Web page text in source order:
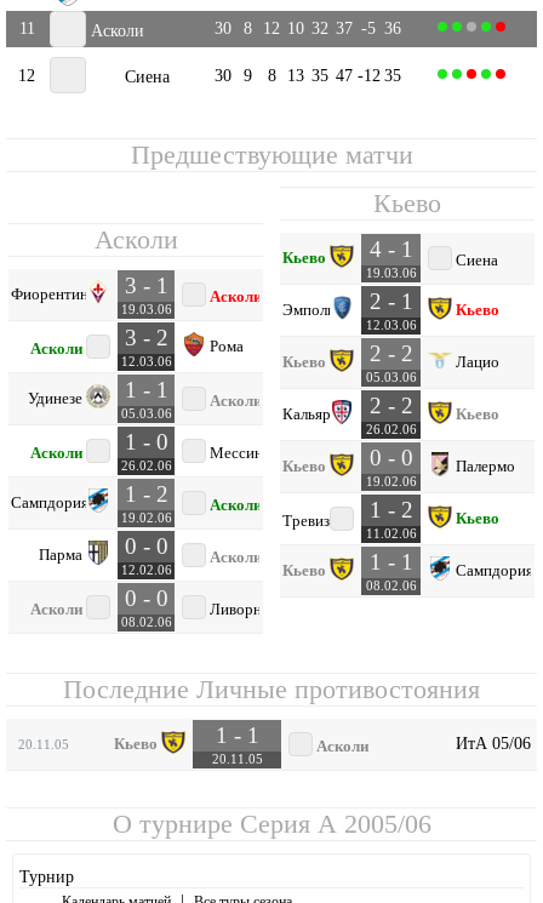
11
Асколи 30 8 12 10 32 37 -5 36
12 Сиена 30 9 8 13 35 47 -12 35
Предшествующие матчи
Асколи
Фиорентина 3 - 1
19.03.06
Асколи
Асколи 3 - 2
12.03.06
Рома
Удинезе 1 - 1
05.03.06
Асколи
Асколи 1 - 0
26.02.06
Мессина
Сампдория 1 - 2
19.02.06
Асколи
Парма 0 - 0
12.02.06
Асколи
Асколи 0 - 0
08.02.06
Ливорно
Кьево
Кьево 4 - 1
19.03.06
Сиена
Эмполи 2 - 1
12.03.06
Кьево
Кьево 2 - 2
05.03.06
Лацио
Кальяри 2 - 2
26.02.06
Кьево
Кьево 0 - 0
19.02.06
Палермо
Тревизо 1 - 2
11.02.06
Кьево
Кьево 1 - 1
08.02.06
Сампдория
Последние Личные противостояния
20.11.05 Кьево 1 - 1
20.11.05
Асколи ИтА 05/06
О турнире Серия А 2005/06
Турнир